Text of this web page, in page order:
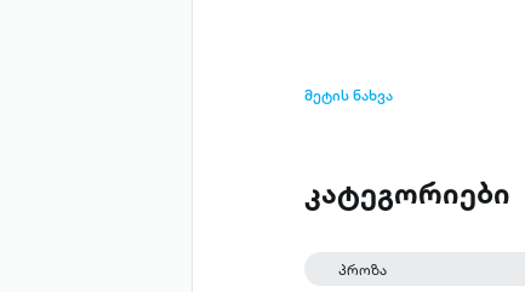
მეტის ნახვა
კატეგორიები
პროზა